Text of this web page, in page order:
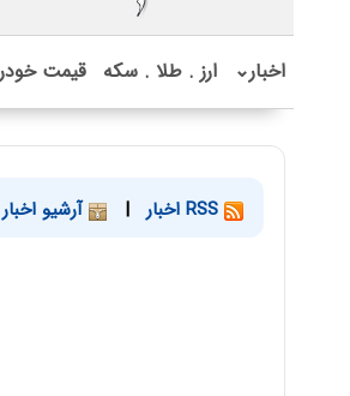
اخبار⌄ ارز . طلا . سکه قیمت
| آرشیو اخبار